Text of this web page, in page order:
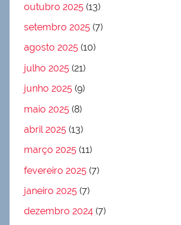
outubro 2025 (13)
setembro 2025 (7)
agosto 2025 (10)
julho 2025 (21)
junho 2025 (9)
maio 2025 (8)
abril 2025 (13)
março 2025 (11)
fevereiro 2025 (7)
janeiro 2025 (7)
dezembro 2024 (7)